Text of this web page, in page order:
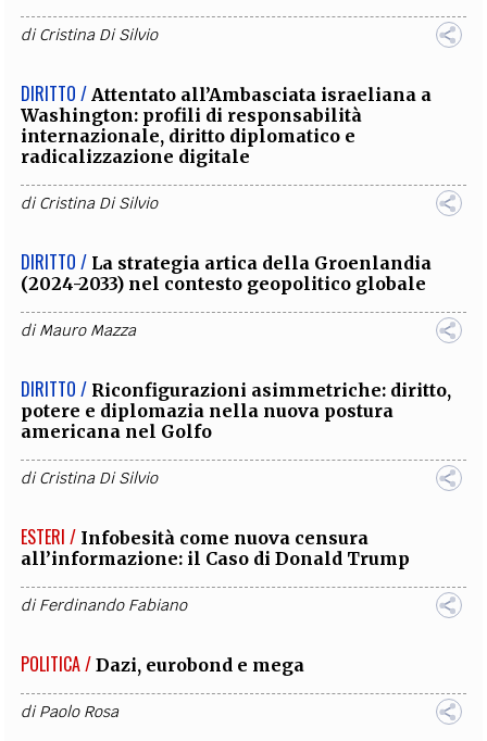
diCristina Di Silvio
DIRITTO / Attentato all’Ambasciata israeliana a
Washington: profili di responsabilità
internazionale, diritto diplomatico e
radicalizzazione digitale
diCristina Di Silvio
DIRITTO / La strategia artica della Groenlandia
(2024-2033) nel contesto geopolitico globale
diMauro Mazza
DIRITTO / Riconfigurazioni asimmetriche: diritto,
potere e diplomazia nella nuova postura
americana nel Golfo
diCristina Di Silvio
ESTERI / Infobesità come nuova censura
all’informazione: il Caso di Donald Trump
diFerdinando Fabiano
POLITICA / Dazi, eurobond e mega
diPaolo Rosa